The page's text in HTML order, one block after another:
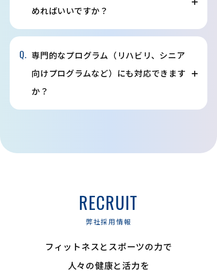
めればいいですか？
Q. 専門的なプログラム（リハビリ、シニア
向けプログラムなど）にも対応できます
か？
RECRUIT
弊社採用情報
フィットネスとスポーツの力で
人々の健康と活力を